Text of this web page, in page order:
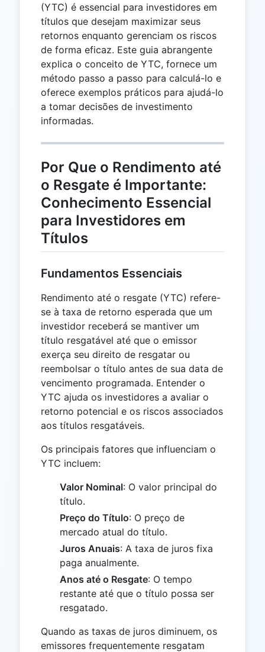
(YTC) é essencial para investidores em
títulos que desejam maximizar seus
retornos enquanto gerenciam os riscos
de forma eficaz. Este guia abrangente
explica o conceito de YTC, fornece um
método passo a passo para calculá-lo e
oferece exemplos práticos para ajudá-lo
a tomar decisões de investimento
informadas.
Por Que o Rendimento até
o Resgate é Importante:
Conhecimento Essencial
para Investidores em
Títulos
Fundamentos Essenciais
Rendimento até o resgate (YTC) refere-
se à taxa de retorno esperada que um
investidor receberá se mantiver um
título resgatável até que o emissor
exerça seu direito de resgatar ou
reembolsar o título antes de sua data de
vencimento programada. Entender o
YTC ajuda os investidores a avaliar o
retorno potencial e os riscos associados
aos títulos resgatáveis.
Os principais fatores que influenciam o
YTC incluem:
Valor Nominal: O valor principal do
título.
Preço do Título: O preço de
mercado atual do título.
Juros Anuais: A taxa de juros fixa
paga anualmente.
Anos até o Resgate: O tempo
restante até que o título possa ser
resgatado.
Quando as taxas de juros diminuem, os
emissores frequentemente resgatam